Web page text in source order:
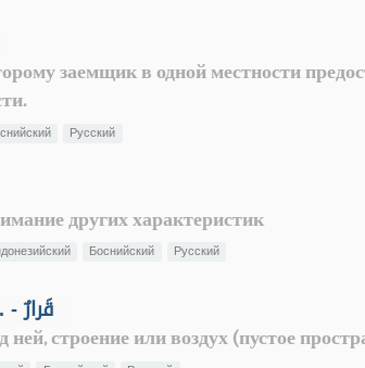
заемщик в одной местности
Русский
других характеристик
Боснийский Русский
Неподвижность, оставаться на своём месте. - قَرارٌ
строение или воздух (пустое